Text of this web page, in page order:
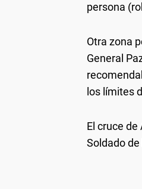
persona
Otra zona
General
los límites
El cruce
Soldado